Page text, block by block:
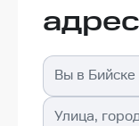
Вы в Бийске
Улица,